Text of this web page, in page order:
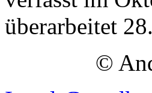
überarbeitet
©